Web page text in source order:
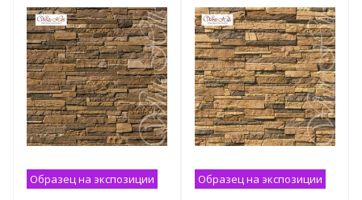
Образец на экспозиции Образец на экспозиции